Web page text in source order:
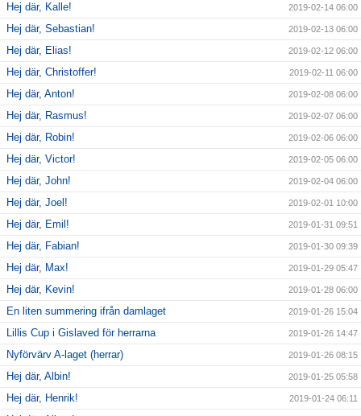
Hej där, Kalle! 2019-02-14 06:00
Hej där, Sebastian! 2019-02-13 06:00
Hej där, Elias! 2019-02-12 06:00
Hej där, Christoffer! 2019-02-11 06:00
Hej där, Anton! 2019-02-08 06:00
Hej där, Rasmus! 2019-02-07 06:00
Hej där, Robin! 2019-02-06 06:00
Hej där, Victor! 2019-02-05 06:00
Hej där, John! 2019-02-04 06:00
Hej där, Joel! 2019-02-01 10:00
Hej där, Emil! 2019-01-31 09:51
Hej där, Fabian! 2019-01-30 09:39
Hej där, Max! 2019-01-29 05:47
Hej där, Kevin! 2019-01-28 06:00
En liten summering ifrån damlaget 2019-01-26 15:04
Lillis Cup i Gislaved för herrarna 2019-01-26 14:47
Nyförvärv A-laget (herrar) 2019-01-26 08:15
Hej där, Albin! 2019-01-25 05:58
Hej där, Henrik! 2019-01-24 06:11